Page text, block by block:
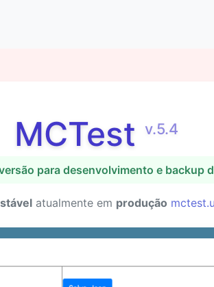
MCTest v.5.4
para desenvolvimento e backup
atualmente em produção